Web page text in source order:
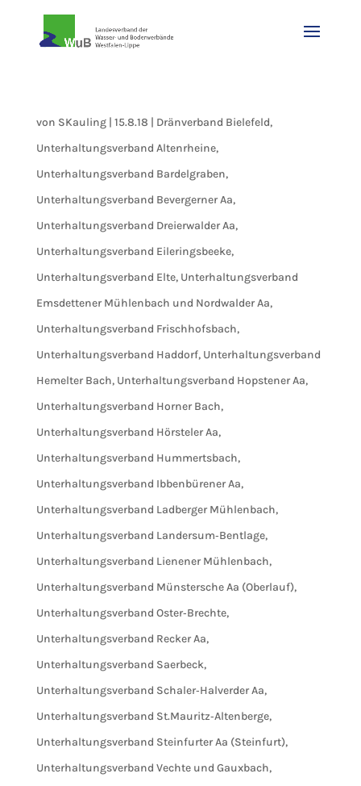
von SKauling| 15.8.18 | Dränverband Bielefeld,
Unterhaltungsverband Altenrheine,
Unterhaltungsverband Bardelgraben,
Unterhaltungsverband Bevergerner Aa,
Unterhaltungsverband Dreierwalder Aa,
Unterhaltungsverband Eileringsbeeke,
Unterhaltungsverband Elte, Unterhaltungsverband
Emsdettener Mühlenbach und Nordwalder Aa,
Unterhaltungsverband Frischhofsbach,
Unterhaltungsverband Haddorf, Unterhaltungsverband
Hemelter Bach, Unterhaltungsverband Hopstener Aa,
Unterhaltungsverband Horner Bach,
Unterhaltungsverband Hörsteler Aa,
Unterhaltungsverband Hummertsbach,
Unterhaltungsverband Ibbenbürener Aa,
Unterhaltungsverband Ladberger Mühlenbach,
Unterhaltungsverband Landersum‐Bentlage,
Unterhaltungsverband Lienener Mühlenbach,
Unterhaltungsverband Münstersche Aa (Oberlauf),
Unterhaltungsverband Oster‐Brechte,
Unterhaltungsverband Recker Aa,
Unterhaltungsverband Saerbeck,
Unterhaltungsverband Schaler‐Halverder Aa,
Unterhaltungsverband St.Mauritz‐Altenberge,
Unterhaltungsverband Steinfurter Aa (Steinfurt),
Unterhaltungsverband Vechte und Gauxbach,